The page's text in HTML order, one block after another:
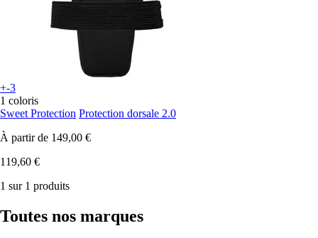
+-3
1 coloris
Sweet Protection Protection dorsale 2.0
À partir de 149,00 €
119,60 €
1 sur 1 produits
Toutes nos marques